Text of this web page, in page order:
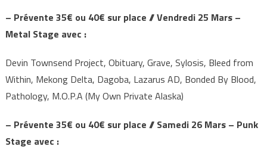
– Prévente 35€ ou 40€ sur place // Vendredi 25 Mars –
Metal Stage avec :
Devin Townsend Project, Obituary, Grave, Sylosis, Bleed from
Within, Mekong Delta, Dagoba, Lazarus AD, Bonded By Blood,
Pathology, M.O.P.A (My Own Private Alaska)
– Prévente 35€ ou 40€ sur place // Samedi 26 Mars – Punk
Stage avec :